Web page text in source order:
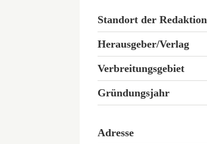
Standort der Redaktion
Herausgeber/Verlag
Verbreitungsgebiet
Gründungsjahr
Adresse